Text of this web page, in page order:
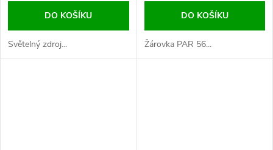
DO KOŠÍKU
Světelný zdroj...
DO KOŠÍKU
Žárovka PAR 56...